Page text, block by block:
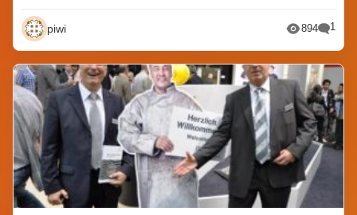
piwi 894 1